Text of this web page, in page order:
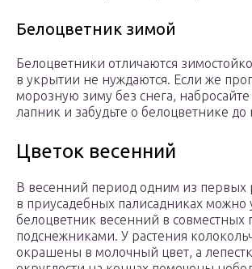
Белоцветник зимой
Белоцветники отличаются
в укрытии не нуждаются. Если же
морозную зиму без снега, набросайте
лапник и забудьте о белоцветнике до
Цветок весенний
В весенний период одним из первых
в приусадебных палисадниках можно
белоцветник весенний в совместных
подснежниками. У растения
окрашены в молочный цвет, а